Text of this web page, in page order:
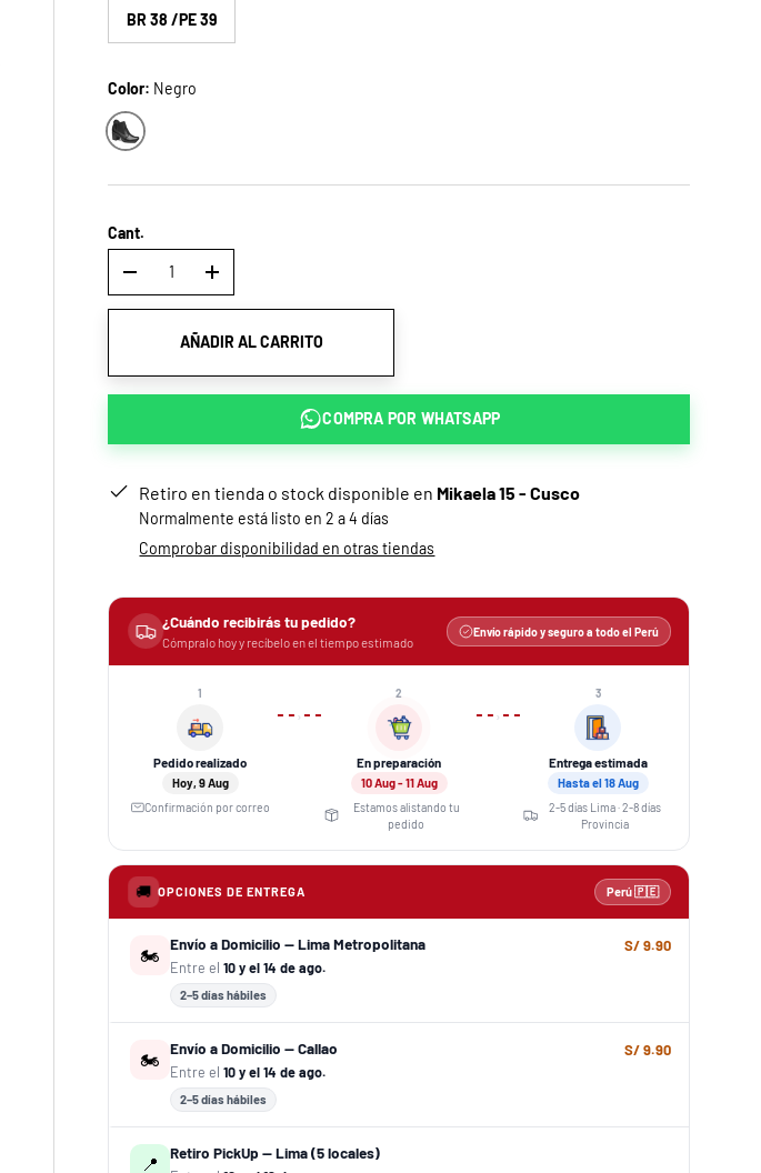
BR 38 /PE 39
Color: Negro
Negro
Cant.
- +
AÑADIR AL CARRITO
COMPRA POR WHATSAPP
Retiro en tienda o stock disponible en Mikaela 15 - Cusco
Normalmente está listo en 2 a 4 días
Comprobar disponibilidad en otras tiendas
¿Cuándo recibirás tu pedido?
Cómpralo hoy y recíbelo en el tiempo estimado
Envío rápido y seguro a todo el Perú
1
Pedido realizado
Hoy, 9 Aug
Confirmación por correo
›
2
En preparación
10 Aug - 11 Aug
Estamos alistando tu
pedido
›
3
Entrega estimada
Hasta el 18 Aug
2-5 días Lima · 2-8 días
Provincia
🚚 OPCIONES DE ENTREGA Perú 🇵🇪
🏍️
Envío a Domicilio — Lima Metropolitana
Entre el10 y el 14 de ago.
2–5 días hábiles
S/ 9.90
🏍️
Envío a Domicilio — Callao
Entre el10 y el 14 de ago.
2–5 días hábiles
S/ 9.90
📍
Retiro PickUp — Lima (5 locales)